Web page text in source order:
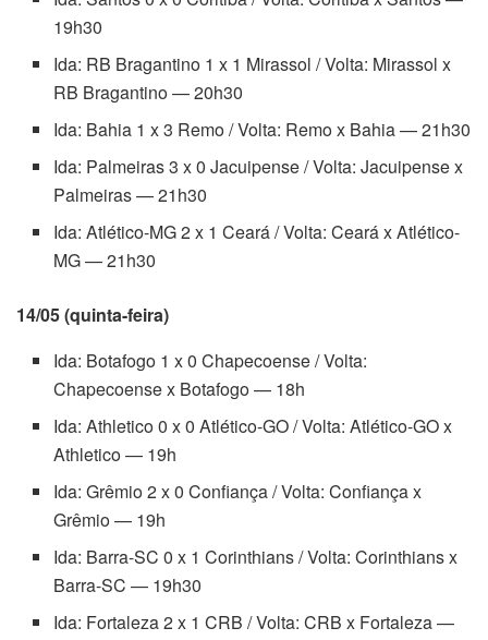
19h30
Ida: RB Bragantino 1 x 1 Mirassol / Volta: Mirassol x
RB Bragantino — 20h30
Ida: Bahia 1 x 3 Remo / Volta: Remo x Bahia — 21h30
Ida: Palmeiras 3 x 0 Jacuipense / Volta: Jacuipense x
Palmeiras — 21h30
Ida: Atlético-MG 2 x 1 Ceará / Volta: Ceará x Atlético-
MG — 21h30
14/05 (quinta-feira)
Ida: Botafogo 1 x 0 Chapecoense / Volta:
Chapecoense x Botafogo — 18h
Ida: Athletico 0 x 0 Atlético-GO / Volta: Atlético-GO x
Athletico — 19h
Ida: Grêmio 2 x 0 Confiança / Volta: Confiança x
Grêmio — 19h
Ida: Barra-SC 0 x 1 Corinthians / Volta: Corinthians x
Barra-SC — 19h30
Ida: Fortaleza 2 x 1 CRB / Volta: CRB x Fortaleza —